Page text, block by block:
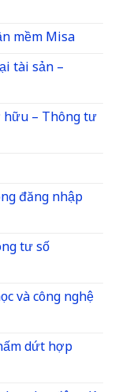
mềm Misa
tài sản –
hữu – Thông tư
đăng nhập
tư số
và công nghệ
dứt hợp